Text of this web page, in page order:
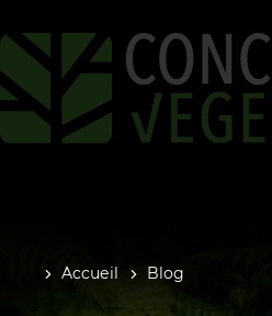
Accueil Blog